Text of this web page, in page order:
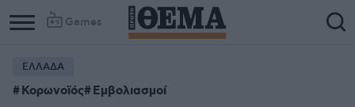
Games
ΕΛΛΑΔΑ
Κορωνοϊός Εμβολιασμοί